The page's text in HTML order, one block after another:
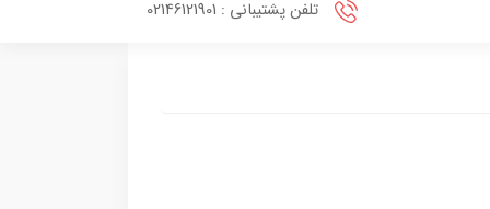
تلفن پشتیبانی : 02146121901